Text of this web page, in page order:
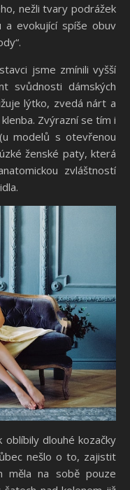
nežli tvary podrážek
a evokující spíše obuv
jsme zmínili vyšší
svůdnosti dámských
lýtko, zvedá nárt a
Zvýrazní se tím i
modelů s otevřenou
ženské paty, která
zvláštností
dlouhé kozačky
nešlo o to, zajistit
měla na sobě pouze